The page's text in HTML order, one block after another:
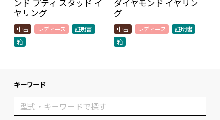
ンド プティ スタッド イ
ヤリング
中古 レディース
証明書
箱
ダイヤモンド イヤリン
グ
中古 レディース
証明書
箱
キーワード